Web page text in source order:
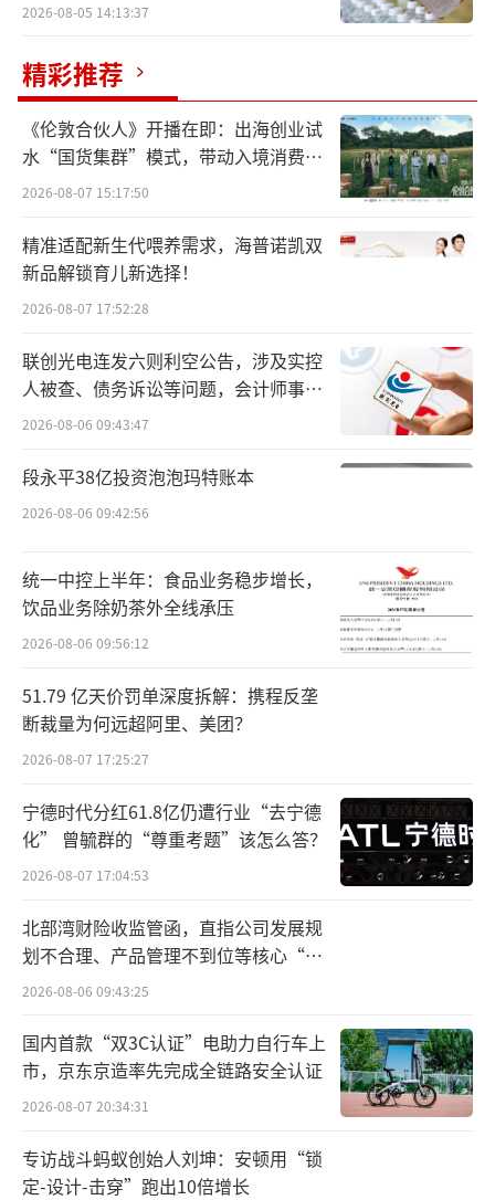
行业底层逻辑随之发生变化，头部医药流
通企业高管董泽成对赛柏蓝表示，“医药流通
企业洗牌逻辑生变、业务结构重构，过去行业
以仓储、配送为主，现在SPD、终端增值服务
等创新业务成为核心，传统仓储物流、基础分
销市场份额出现下滑。”
在业务转型与盈利压力双重驱动下，只有
体量扩大才能摊薄成本、抗住长周期的垫资压
力，而转型SPD、CSO等增值服务也需要更广
阔的终端网络作为支撑。行业整合节奏加快。
2025年医药流通企业收并购案频现——广
技......医药流通行业“大鱼吃小鱼”成为常
态，营收规模两极分化。
头部四大药商中，国药控股2025年以5751.
68亿元营收稳居绝对首位，营收规模超过九州
通和华润医药同年营收总和。
2024年药品批发企业主营业务收入前五的
国药集团、上海医药、华润医药、九州通、重
庆医药-中国医药联合体，均突破千亿元，而国
内绝大多数中小批发企业同年主营收入不超过6
00亿。
2026-08-05 14:13:37
精彩推荐
《伦敦合伙人》开播在即：出海创业试
水“国货集群”模式，带动入境消费反
向种草
2026-08-07 15:17:50
精准适配新生代喂养需求，海普诺凯双
新品解锁育儿新选择！
2026-08-07 17:52:28
联创光电连发六则利空公告，涉及实控
人被查、债务诉讼等问题，会计师事务
所曾出具“保留意见”
2026-08-06 09:43:47
段永平38亿投资泡泡玛特账本
2026-08-06 09:42:56
统一中控上半年：食品业务稳步增长，
饮品业务除奶茶外全线承压
2026-08-06 09:56:12
51.79 亿天价罚单深度拆解：携程反垄
断裁量为何远超阿里、美团？
2026-08-07 17:25:27
宁德时代分红61.8亿仍遭行业“去宁德
化” 曾毓群的“尊重考题”该怎么答？
2026-08-07 17:04:53
北部湾财险收监管函，直指公司发展规
划不合理、产品管理不到位等核心“痛
点”
2026-08-06 09:43:25
国内首款“双3C认证”电助力自行车上
市，京东京造率先完成全链路安全认证
2026-08-07 20:34:31
专访战斗蚂蚁创始人刘坤：安顿用“锁
定-设计-击穿”跑出10倍增长